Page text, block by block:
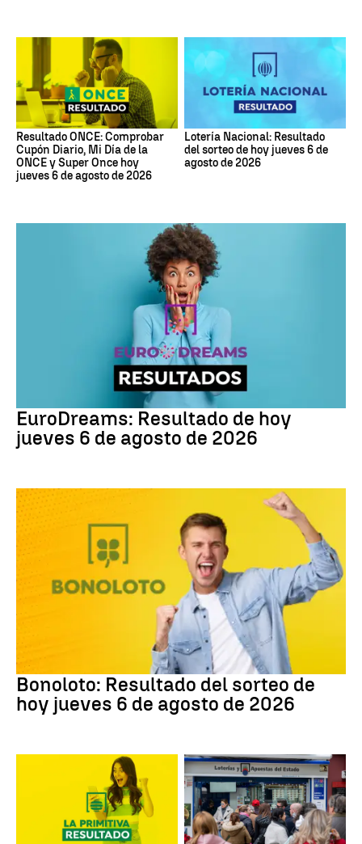
Resultado ONCE: Comprobar
Cupón Diario, Mi Día de la
ONCE y Super Once hoy
jueves 6 de agosto de 2026
Lotería Nacional: Resultado
del sorteo de hoy jueves 6 de
agosto de 2026
EuroDreams: Resultado de hoy
jueves 6 de agosto de 2026
Bonoloto
Bonoloto: Resultado del sorteo de
hoy jueves 6 de agosto de 2026
Lotería Primitiva de España Loterías